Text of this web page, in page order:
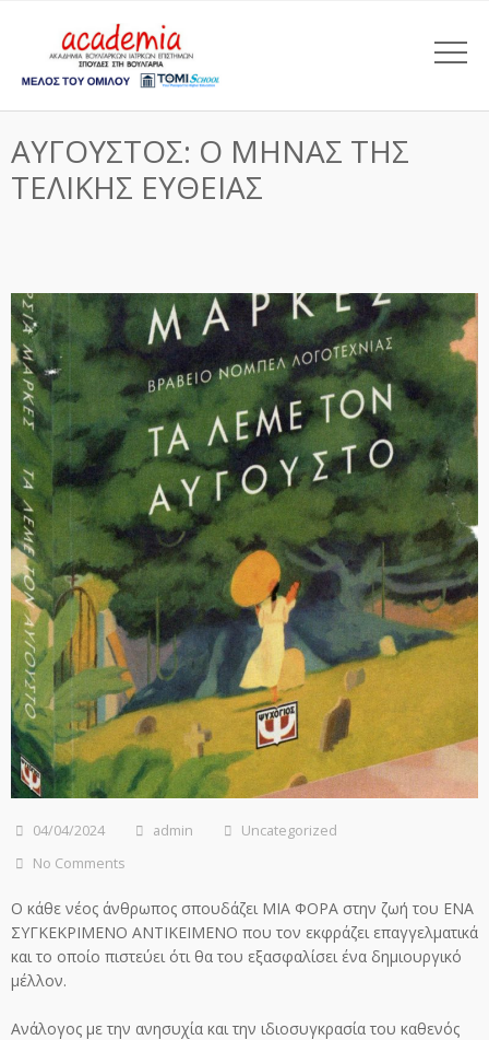
ΑΥΓΟΥΣΤΟΣ: Ο ΜΗΝΑΣ ΤΗΣ
ΤΕΛΙΚΗΣ ΕΥΘΕΙΑΣ
04/04/2024 admin
Uncategorized
No Comments
Ο κάθε νέος άνθρωπος σπουδάζει ΜΙΑ ΦΟΡΑ στην ζωή του ΕΝΑ
ΣΥΓΚΕΚΡΙΜΕΝΟ ΑΝΤΙΚΕΙΜΕΝΟ που τον εκφράζει επαγγελματικά
και το οποίο πιστεύει ότι θα του εξασφαλίσει ένα δημιουργικό
μέλλον.
Ανάλογος με την ανησυχία και την ιδιοσυγκρασία του καθενός